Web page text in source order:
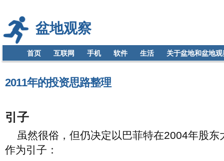
盆地观察
首页 互联网 手机 软件 生活 关于盆地和盆地观
2011年的投资思路整理
引子
虽然很俗，但仍决定以巴菲特在2004年股东
作为引子：